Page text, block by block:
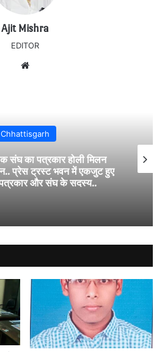
Ajit Mishra
EDITOR
Chhattisgarh
संघ का पत्रकार होली मिलन
प्रेस ट्रस्ट भवन में एकजुट हुए
और संघ के सदस्य..